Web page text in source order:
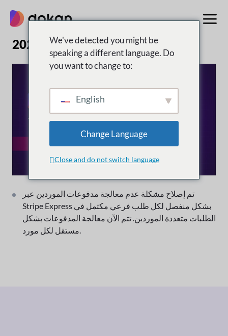
إلى
المحتوى
الإصدار 4.3.3 | 3 أبريل 2026
تم إصلاح مشكلة عدم معالجة مدفوعات الموردين عبر
Stripe Express بشكل منفصل لكل طلب فرعي مكتمل في
الطلبات متعددة الموردين. تتم الآن معالجة المدفوعات بشكل
We've detected you might be
speaking a different language. Do
you want to change to:
English
Change Language
Close and do not switch language